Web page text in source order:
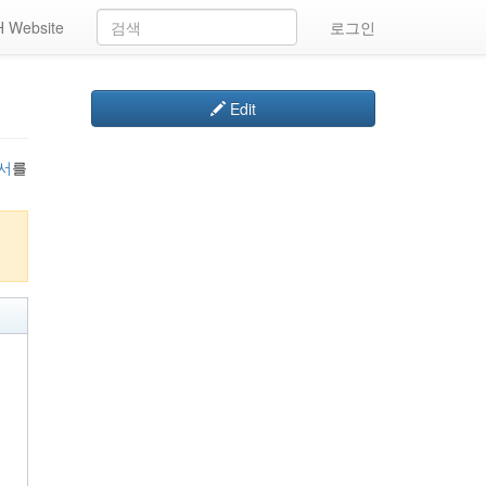
로그인
Website
를
Edit